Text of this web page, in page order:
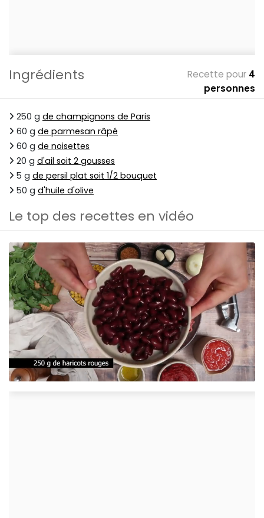
Ingrédients Recette pour 4
personnes
250 g de champignons de Paris
60 g de parmesan râpé
60 g de noisettes
20 g d'ail soit 2 gousses
5 g de persil plat soit 1/2 bouquet
50 g d'huile d'olive
Le top des recettes en vidéo